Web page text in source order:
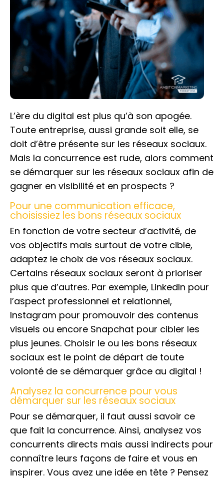
L’ère du digital est plus qu’à son apogée.
Toute entreprise, aussi grande soit elle, se
doit d’être présente sur les réseaux sociaux.
Mais la concurrence est rude, alors comment
se démarquer sur les réseaux sociaux afin de
gagner en visibilité et en prospects ?
Pour une communication efficace,
choisissiez les bons réseaux sociaux
En fonction de votre secteur d’activité, de
vos objectifs mais surtout de votre cible,
adaptez le choix de vos réseaux sociaux.
Certains réseaux sociaux seront à prioriser
plus que d’autres. Par exemple, LinkedIn pour
l’aspect professionnel et relationnel,
Instagram pour promouvoir des contenus
visuels ou encore Snapchat pour cibler les
plus jeunes. Choisir le ou les bons réseaux
sociaux est le point de départ de toute
volonté de se démarquer grâce au digital !
Analysez la concurrence pour vous
démarquer sur les réseaux sociaux
Pour se démarquer, il faut aussi savoir ce
que fait la concurrence. Ainsi, analysez vos
concurrents directs mais aussi indirects pour
connaître leurs façons de faire et vous en
inspirer. Vous avez une idée en tête ? Pensez